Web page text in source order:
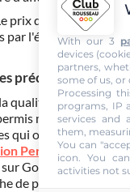
prix de la formation
l'école de moto.
précédents
qualité de la
moto avant
qui ont déjàsuivi
Permissituée dans
Google. Si vous
de poser quelques
With our 3
devices
partners,
some of us, or
Processing
programs, IP
services and
them,
You can
icon . You
activities not